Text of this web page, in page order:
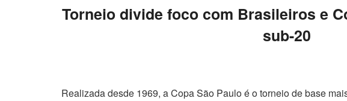
Torneio divide foco com Brasileiros e
sub-20
Realizada desde 1969, a Copa São Paulo é o torneio de base